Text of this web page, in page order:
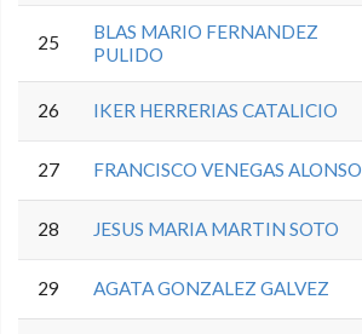
25
BLAS MARIO FERNANDEZ
PULIDO
26 IKER HERRERIAS CATALICIO
27 FRANCISCO VENEGAS ALONSO
28 JESUS MARIA MARTIN SOTO
29 AGATA GONZALEZ GALVEZ